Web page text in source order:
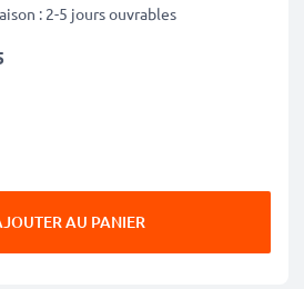
: 2-5 jours ouvrables
AU PANIER